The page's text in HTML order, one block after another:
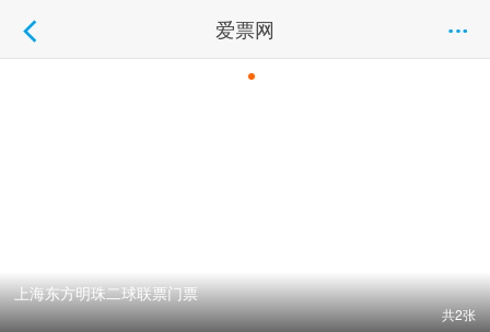
爱票网
上海东方明珠二球联票门票
共2张